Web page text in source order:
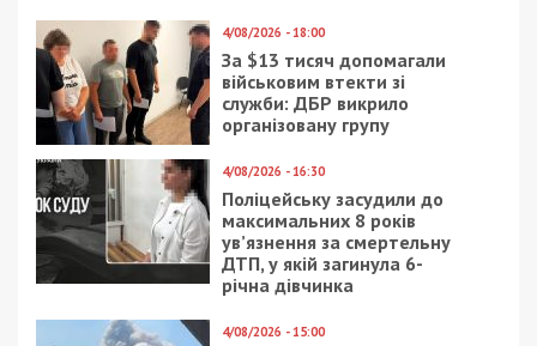
4/08/2026 - 18:00
За $13 тисяч допомагали
військовим втекти зі
служби: ДБР викрило
організовану групу
4/08/2026 - 16:30
Поліцейську засудили до
максимальних 8 років
ув’язнення за смертельну
ДТП, у якій загинула 6-
річна дівчинка
4/08/2026 - 15:00